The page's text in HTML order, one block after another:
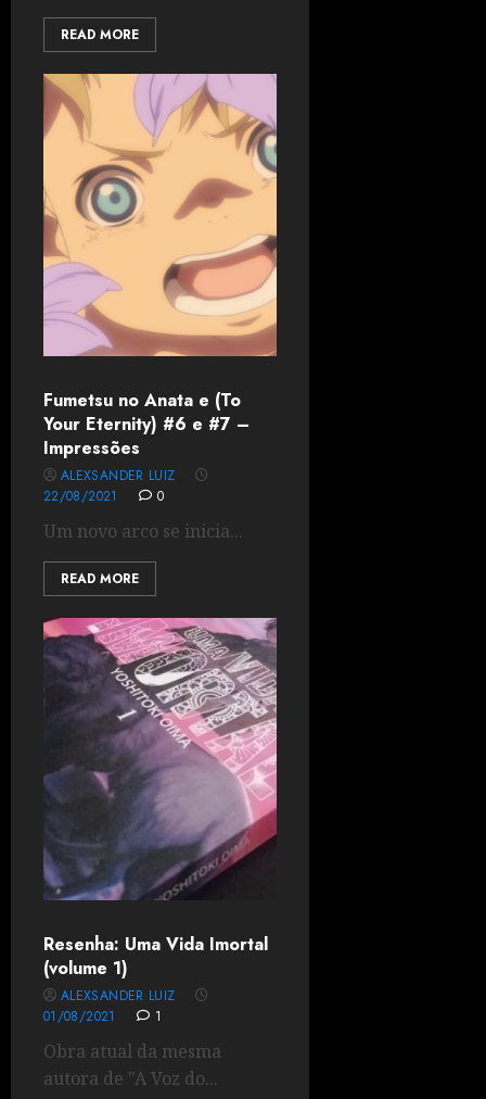
READ MORE
Fumetsu no Anata e (To
Your Eternity) #6 e #7 –
Impressões
ALEXSANDER LUIZ
22/08/2021
0
Um novo arco se inicia...
READ MORE
Resenha: Uma Vida Imortal
(volume 1)
ALEXSANDER LUIZ
01/08/2021
1
Obra atual da mesma
autora de "A Voz do...